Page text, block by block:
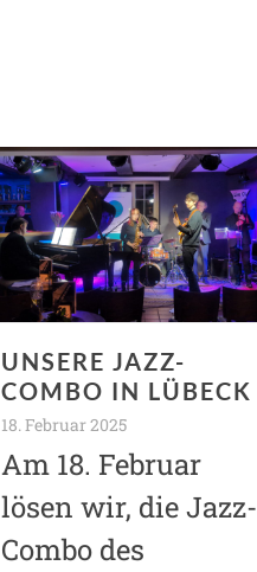
UNSERE JAZZ-
COMBO IN LÜBECK
18. Februar 2025
Am 18. Februar
lösen wir, die Jazz-
Combo des